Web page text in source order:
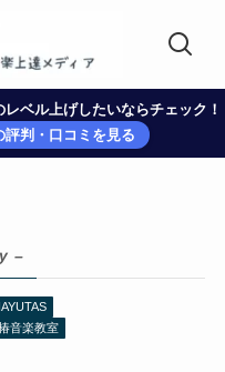
ベル上げしたいならチェック！
判・口コミを見る
–
音楽教室